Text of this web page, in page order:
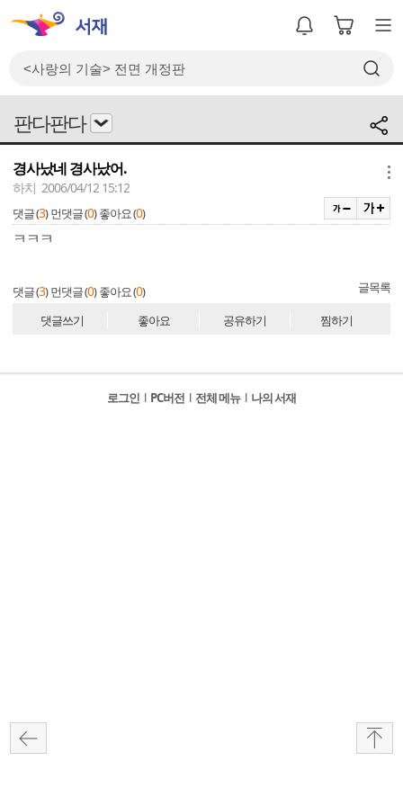
판다판다
경사났네 경사났어.
하치 2006/04/12 15:12
댓글 (3) 먼댓글 (0) 좋아요 (0)
ㅋㅋㅋ
댓글 (3) 먼댓글 (0) 좋아요 (0) 글목록
댓글쓰기 좋아요 공유하기 찜하기
로그인 l PC버전 l 전체 메뉴 l 나의 서재